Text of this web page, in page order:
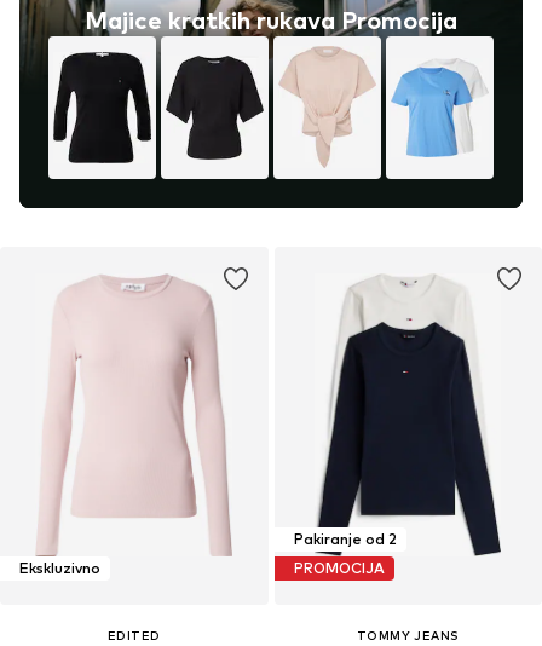
Majice kratkih rukava Promocija
Ekskluzivno
EDITED
Pakiranje od 2
PROMOCIJA
TOMMY JEANS